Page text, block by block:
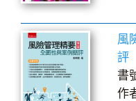
風
評
書
作